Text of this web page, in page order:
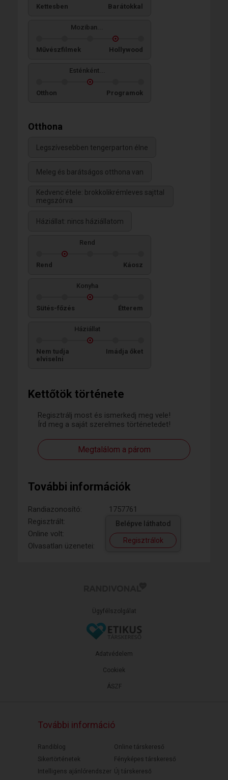
Kettőtök története
Regisztrálj most és ismerkedj meg vele!
Írd meg a saját szerelmes történetedet!
Megtalálom a párom
További információk
Randiazonosító:
1757761
Regisztrált:
Online volt:
Olvasatlan üzenetei:
Belépve láthatod
Regisztrálok
Kettesben Barátokkal
Moziban...
Művészfilmek Hollywood
Esténként...
Otthon Programok
Otthona
Legszívesebben tengerparton élne
Meleg és barátságos otthona van
Kedvenc étele: brokkolikrémleves sajttal
megszórva
Háziállat: nincs háziállatom
Rend
Rend Káosz
Konyha
Sütés-főzés Étterem
Háziállat
Nem tudja
elviselni
Imádja őket
Ügyfélszolgálat
ÁSZF
Adatvédelem
Cookiek
További információ
Randiblog
Sikertörténetek
Intelligens ajánlórendszer
Online társkereső
Fényképes társkereső
Új társkereső